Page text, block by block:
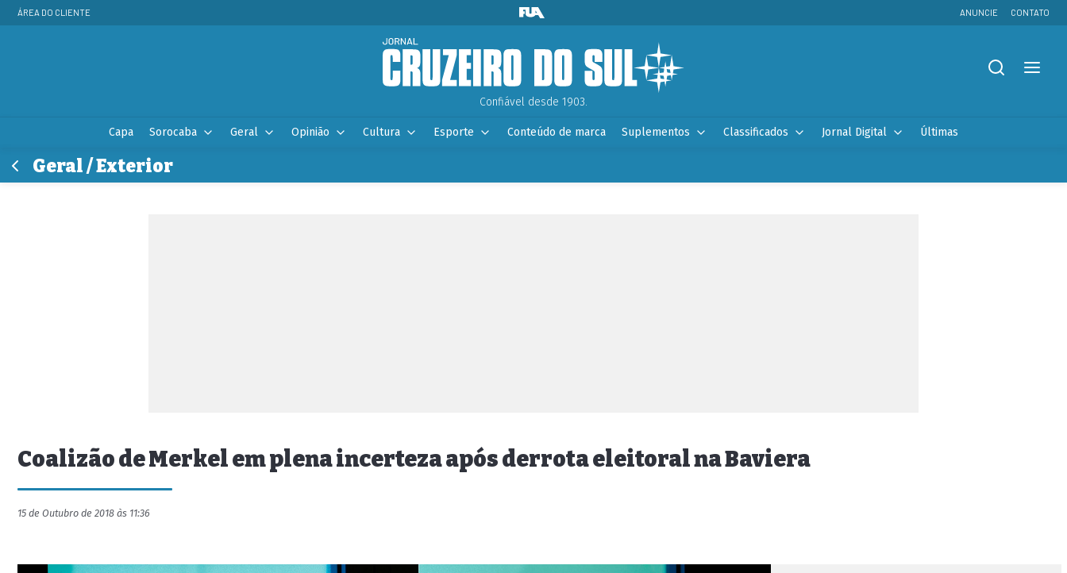
ÁREA DO CLIENTE ANUNCIE CONTATO
Confiável desde 1903.
Capa Sorocaba Geral Opinião Cultura Esporte Conteúdo de marca Suplementos Classificados Jornal Digital Últimas
Geral / Exterior
Coalizão de Merkel em plena incerteza após derrota eleitoral na Baviera
15 de Outubro de 2018 às 11:36